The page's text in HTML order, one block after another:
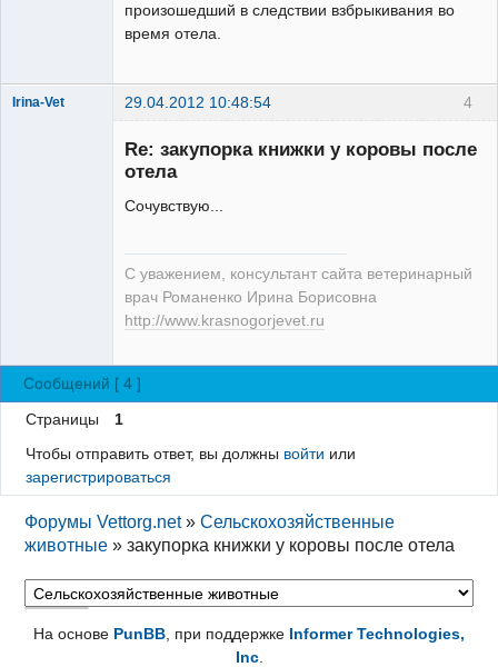
произошедший в следствии взбрыкивания во
время отела.
4
Irina-Vet 29.04.2012 10:48:54
Re: закупорка книжки у коровы после
отела
Сочувствую...
С уважением, консультант сайта ветеринарный
врач Романенко Ирина Борисовна
http://www.krasnogorjevet.ru
Сообщений [ 4 ]
Страницы
1
Чтобы отправить ответ, вы должны войти или
зарегистрироваться
Форумы Vettorg.net »Сельскохозяйственные
животные »закупорка книжки у коровы после отела
На основе PunBB , при поддержке Informer Technologies,
Inc.